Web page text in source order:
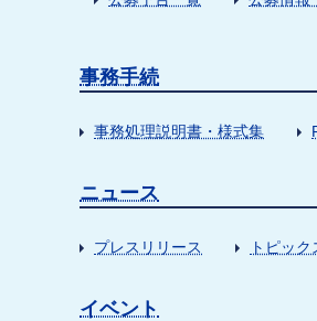
事務手続
事務処理説明書・様式集
ニュース
プレスリリース トピック
イベント